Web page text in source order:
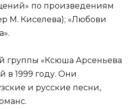
по произведениям
М. Киселева); «Любови
группы «Ксюша Арсеньева
в 1999 году. Они
и русские песни,